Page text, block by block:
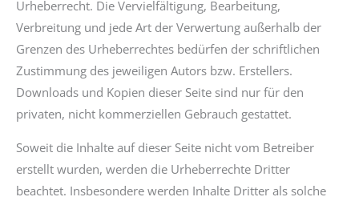
Urheberrecht. Die Vervielfältigung, Bearbeitung,
Verbreitung und jede Art der Verwertung außerhalb der
Grenzen des Urheberrechtes bedürfen der schriftlichen
Zustimmung des jeweiligen Autors bzw. Erstellers.
Downloads und Kopien dieser Seite sind nur für den
privaten, nicht kommerziellen Gebrauch gestattet.
Soweit die Inhalte auf dieser Seite nicht vom Betreiber
erstellt wurden, werden die Urheberrechte Dritter
beachtet. Insbesondere werden Inhalte Dritter als solche